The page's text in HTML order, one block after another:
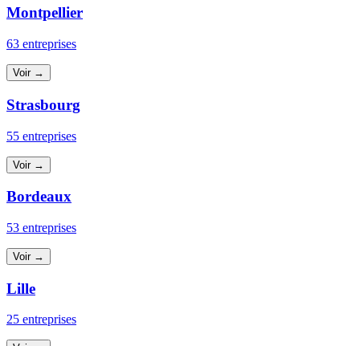
Montpellier
63 entreprises
Voir →
Strasbourg
55 entreprises
Voir →
Bordeaux
53 entreprises
Voir →
Lille
25 entreprises